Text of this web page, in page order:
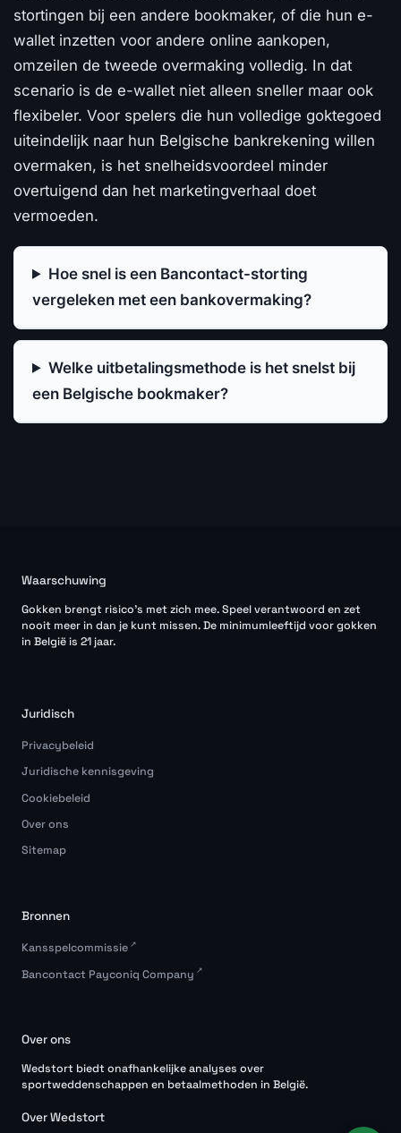
stortingen bij een andere bookmaker, of die hun e-
wallet inzetten voor andere online aankopen,
omzeilen de tweede overmaking volledig. In dat
scenario is de e-wallet niet alleen sneller maar ook
flexibeler. Voor spelers die hun volledige goktegoed
uiteindelijk naar hun Belgische bankrekening willen
overmaken, is het snelheidsvoordeel minder
overtuigend dan het marketingverhaal doet
vermoeden.
Hoe snel is een Bancontact-storting
vergeleken met een bankovermaking?
Welke uitbetalingsmethode is het snelst bij
een Belgische bookmaker?
Waarschuwing
Gokken brengt risico's met zich mee. Speel verantwoord en zet
nooit meer in dan je kunt missen. De minimumleeftijd voor gokken
in België is 21 jaar.
Juridisch
Privacybeleid
Juridische kennisgeving
Cookiebeleid
Over ons
Sitemap
Bronnen
Kansspelcommissie
Bancontact Payconiq Company
Over ons
Wedstort biedt onafhankelijke analyses over
sportweddenschappen en betaalmethoden in België.
Over Wedstort